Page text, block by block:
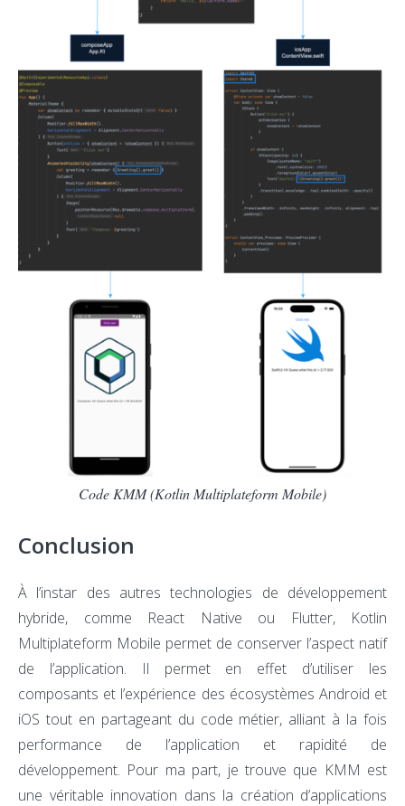
Code KMM (Kotlin Multiplateform Mobile)
Conclusion
À l’instar des autres technologies de développement
hybride, comme React Native ou Flutter, Kotlin
Multiplateform Mobile permet de conserver l’aspect natif
de l’application. Il permet en effet d’utiliser les
composants et l’expérience des écosystèmes Android et
iOS tout en partageant du code métier, alliant à la fois
performance de l’application et rapidité de
développement. Pour ma part, je trouve que KMM est
une véritable innovation dans la création d’applications